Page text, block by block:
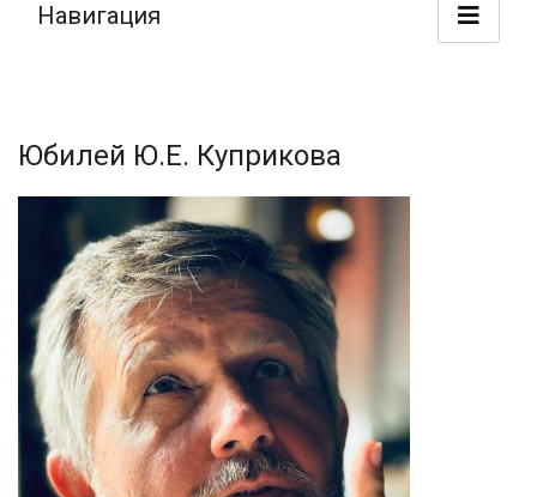
Навигация
Юбилей Ю.Е. Куприкова